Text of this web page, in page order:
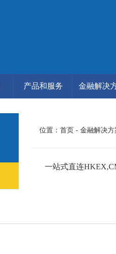
产品和服务 金融解决
位置： 首页 - 金融解决
一站式直连